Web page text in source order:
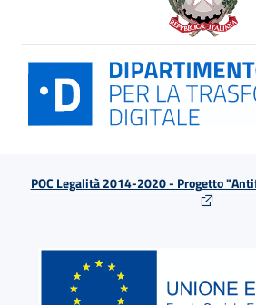
POC Legalità 2014-2020 - Progetto